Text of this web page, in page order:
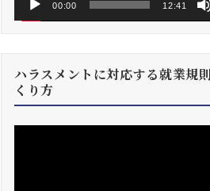
00:00 12:41
ハラスメントに対応する就業規
くり方